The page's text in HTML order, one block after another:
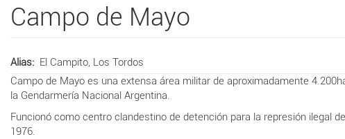
Campo de Mayo
Alias
El Campito, Los Tordos
Campo de Mayo es una extensa área militar de aproximadamente
la Gendarmería Nacional Argentina.
Funcionó como centro clandestino de detención para la represión ilegal
1976.